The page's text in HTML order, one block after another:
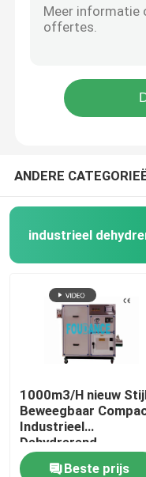
Dehydrerend
Mobiel
Industriële
tribune alleen
Industriële drogen
ANDERE
1000m3/H nieuw
Beweegbaar
Industrieel
Dehydrerend
Beste prijs